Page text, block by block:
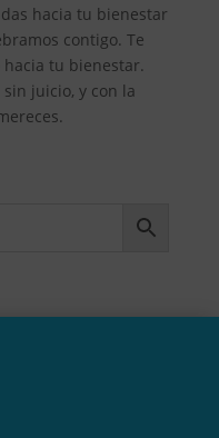
hacia tu bienestar
contigo. Te
tu bienestar.
juicio, y con la